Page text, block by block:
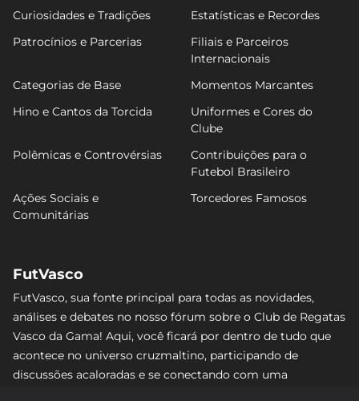
Curiosidades e Tradições
Estatísticas e Recordes
Patrocínios e Parcerias
Filiais e Parceiros
Internacionais
Categorias de Base
Momentos Marcantes
Hino e Cantos da Torcida
Uniformes e Cores do
Clube
Polêmicas e Controvérsias
Contribuições para o
Futebol Brasileiro
Ações Sociais e
Comunitárias
Torcedores Famosos
FutVasco
FutVasco, sua fonte principal para todas as novidades,
análises e debates no nosso fórum sobre o Club de Regatas
Vasco da Gama! Aqui, você ficará por dentro de tudo que
acontece no universo cruzmaltino, participando de
discussões acaloradas e se conectando com uma